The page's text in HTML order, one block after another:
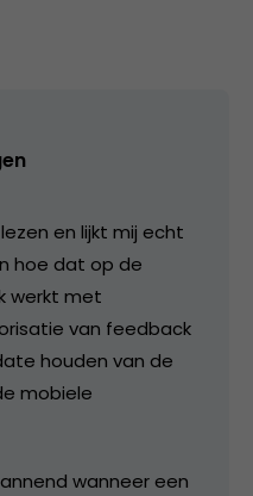
en lijkt mij echt
hoe dat op de
werkt met
van feedback
houden van de
mobiele
wanneer een